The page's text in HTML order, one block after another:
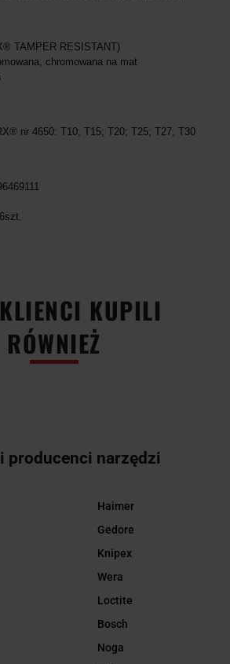
TAMPER RESISTANT)
chromowana na mat
nr 4650: T10; T15; T20; T25; T27; T30
KUPILI
RÓWNIEŻ
producenci narzędzi
Haimer
Gedore
Knipex
Wera
Loctite
Bosch
Noga